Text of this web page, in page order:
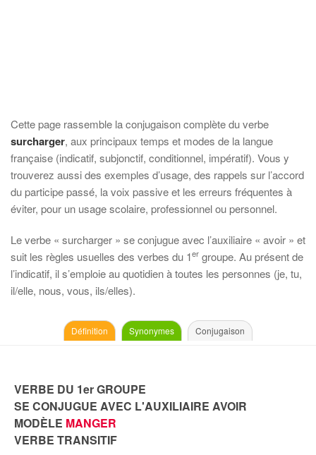
Cette page rassemble la conjugaison complète du verbe
surcharger, aux principaux temps et modes de la langue
française (indicatif, subjonctif, conditionnel, impératif). Vous y
trouverez aussi des exemples d’usage, des rappels sur l’accord
du participe passé, la voix passive et les erreurs fréquentes à
éviter, pour un usage scolaire, professionnel ou personnel.
Le verbe « surcharger » se conjugue avec l’auxiliaire « avoir » et
suit les règles usuelles des verbes du 1er groupe. Au présent de
l’indicatif, il s’emploie au quotidien à toutes les personnes (je, tu,
il/elle, nous, vous, ils/elles).
Définition Synonymes Conjugaison
VERBE DU 1er GROUPE
SE CONJUGUE AVEC L'AUXILIAIRE AVOIR
MODÈLE MANGER
VERBE TRANSITIF